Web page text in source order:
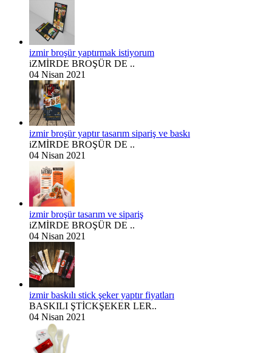
izmir broşür yaptırmak istiyorum
iZMİRDE BROŞÜR DE ..
04 Nisan 2021
izmir broşür yaptır tasarım sipariş ve baskı
iZMİRDE BROŞÜR DE ..
04 Nisan 2021
izmir broşür tasarım ve sipariş
iZMİRDE BROŞÜR DE ..
04 Nisan 2021
izmir baskılı stick şeker yaptır fiyatları
BASKILI ŞTİCKŞEKER LER..
04 Nisan 2021